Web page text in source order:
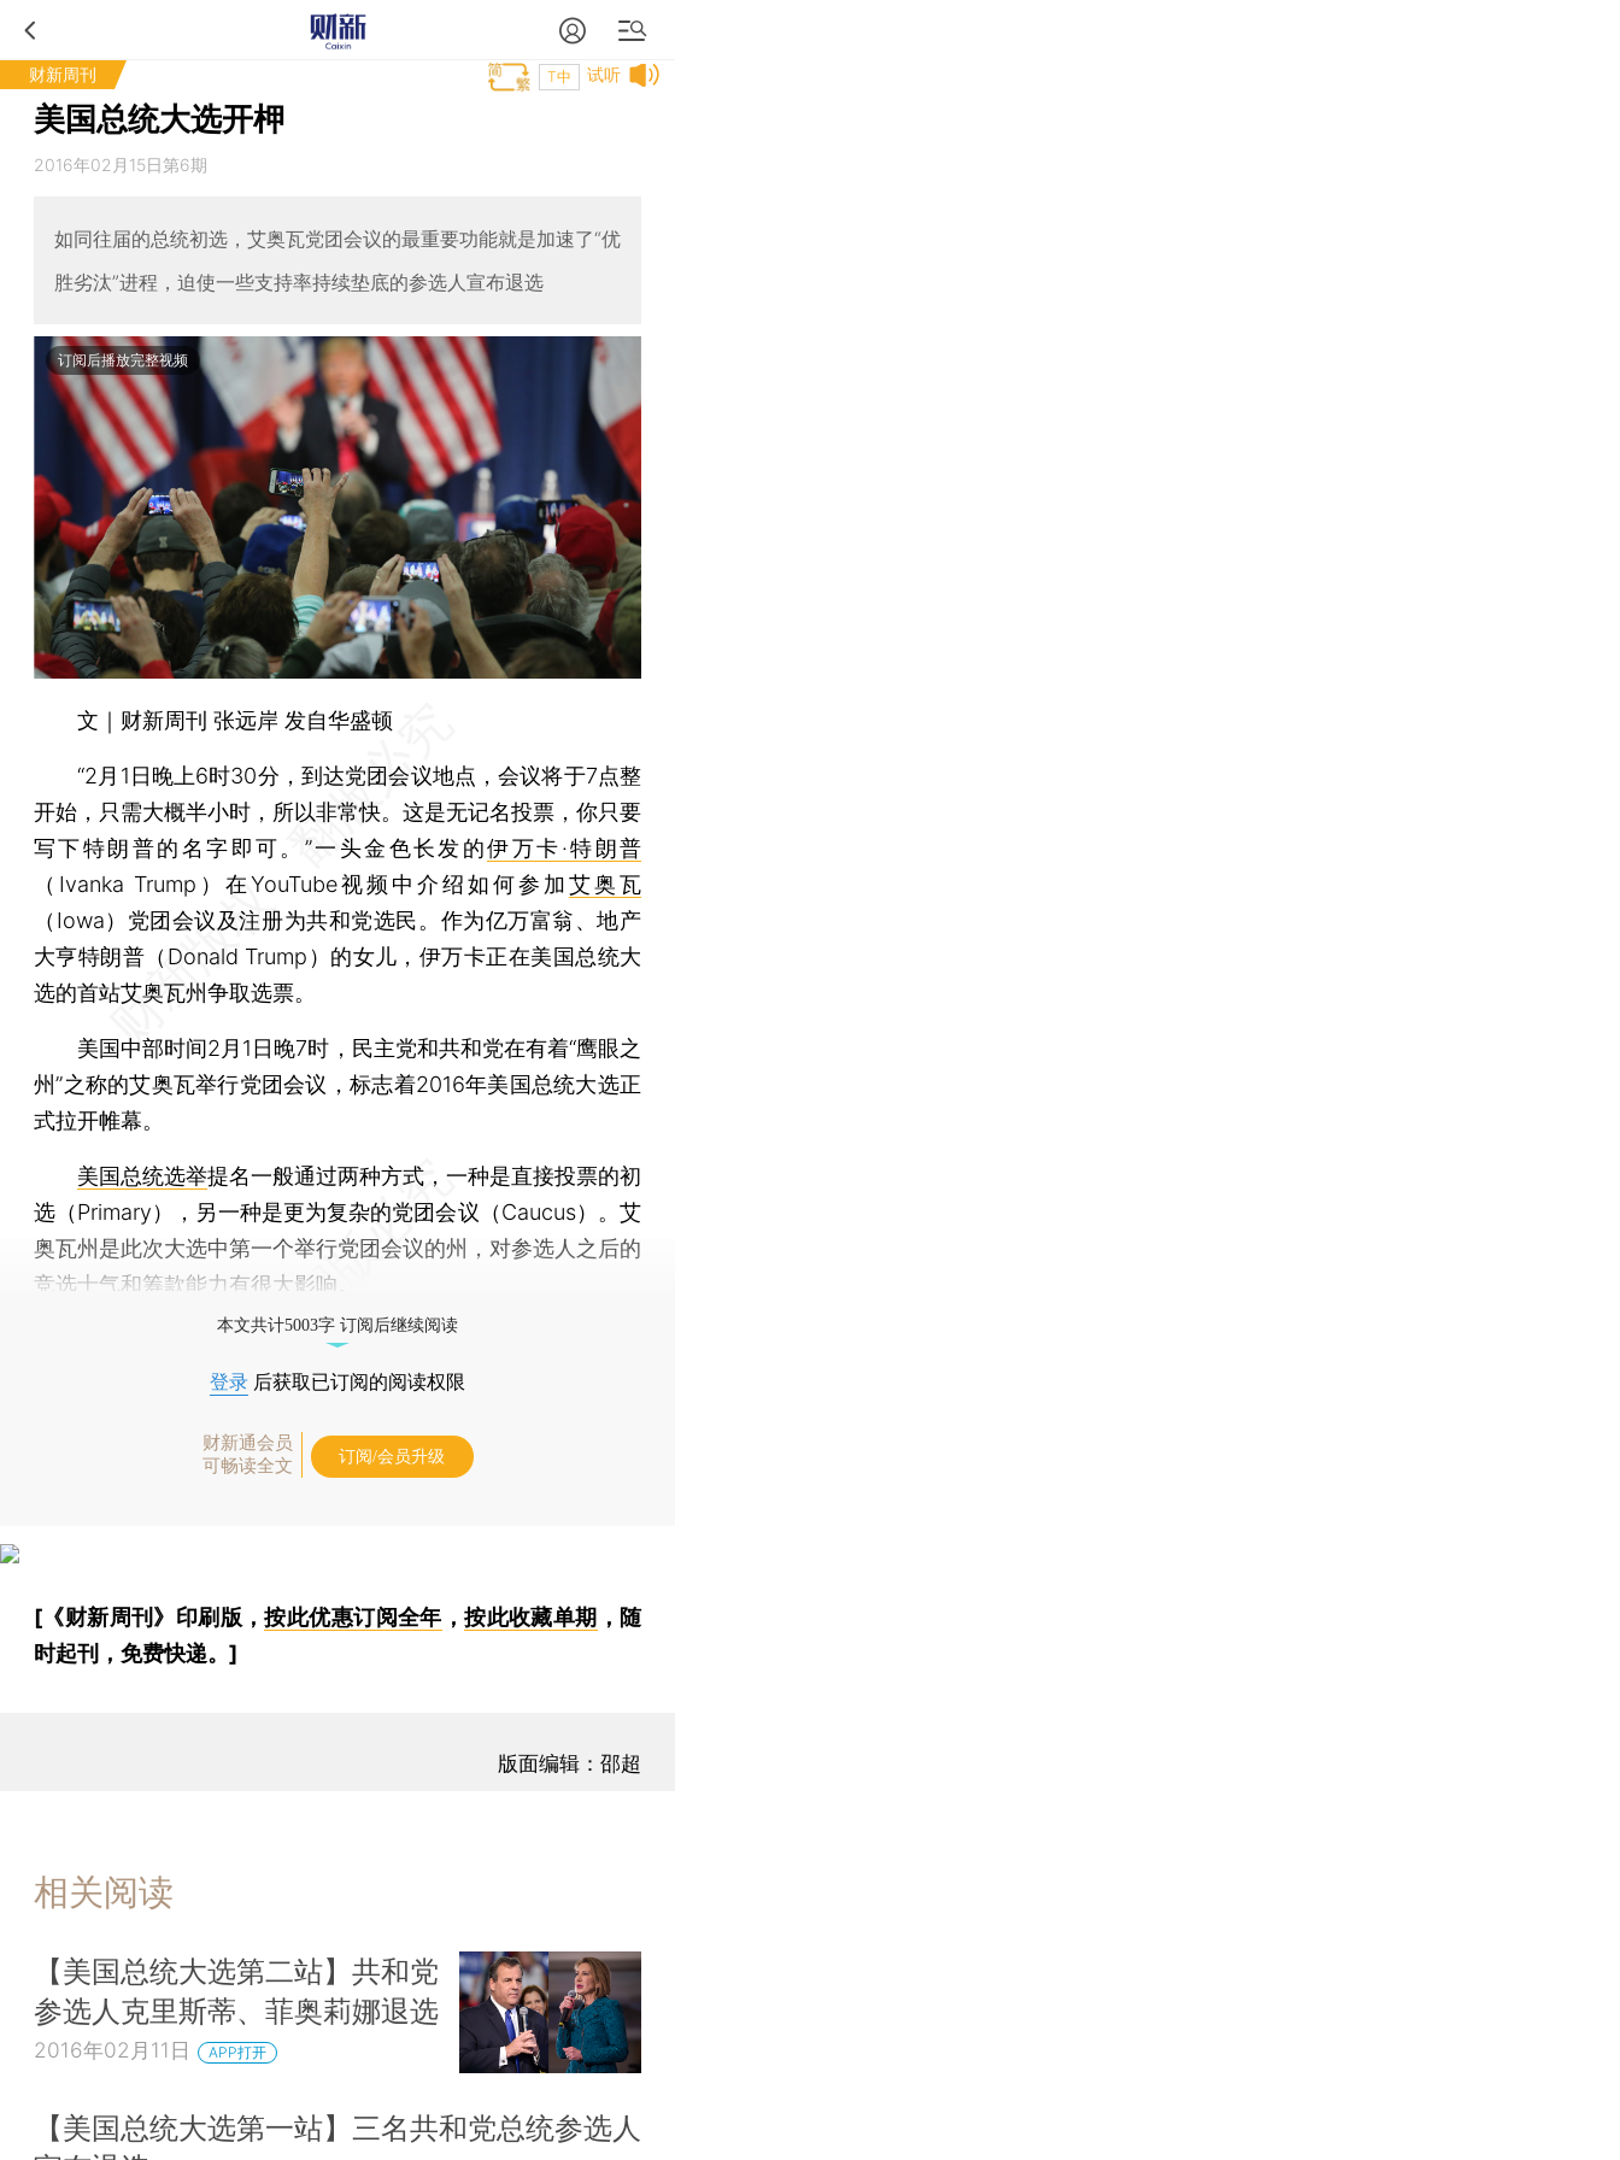
财新周刊 试听
T中
美国总统大选开柙
2016年02月15日第6期
如同往届的总统初选，艾奥瓦党团会议的最重要功能就是加速了“优
胜劣汰”进程，迫使一些支持率持续垫底的参选人宣布退选
订阅后播放完整视频
文｜财新周刊 张远岸 发自华盛顿
“2月1日晚上6时30分，到达党团会议地点，会议将于7点整
开始，只需大概半小时，所以非常快。这是无记名投票，你只要
写下特朗普的名字即可。”一头金色长发的伊万卡·特朗普
（Ivanka Trump）在YouTube视频中介绍如何参加艾奥瓦
（Iowa）党团会议及注册为共和党选民。作为亿万富翁、地产
大亨特朗普（Donald Trump）的女儿，伊万卡正在美国总统大
选的首站艾奥瓦州争取选票。
美国中部时间2月1日晚7时，民主党和共和党在有着“鹰眼之
州”之称的艾奥瓦举行党团会议，标志着2016年美国总统大选正
式拉开帷幕。
美国总统选举提名一般通过两种方式，一种是直接投票的初
选（Primary），另一种是更为复杂的党团会议（Caucus）。艾
奥瓦州是此次大选中第一个举行党团会议的州，对参选人之后的
竞选士气和筹款能力有很大影响。
本文共计5003字 订阅后继续阅读
登录 后获取已订阅的阅读权限
财新通会员
可畅读全文
订阅/会员升级
[《财新周刊》印刷版，按此优惠订阅全年 ，按此收藏单期 ，随
时起刊，免费快递。]
版面编辑：邵超
相关阅读
【美国总统大选第二站】共和党
参选人克里斯蒂、菲奥莉娜退选
2016年02月11日 APP打开
【美国总统大选第一站】三名共和党总统参选人